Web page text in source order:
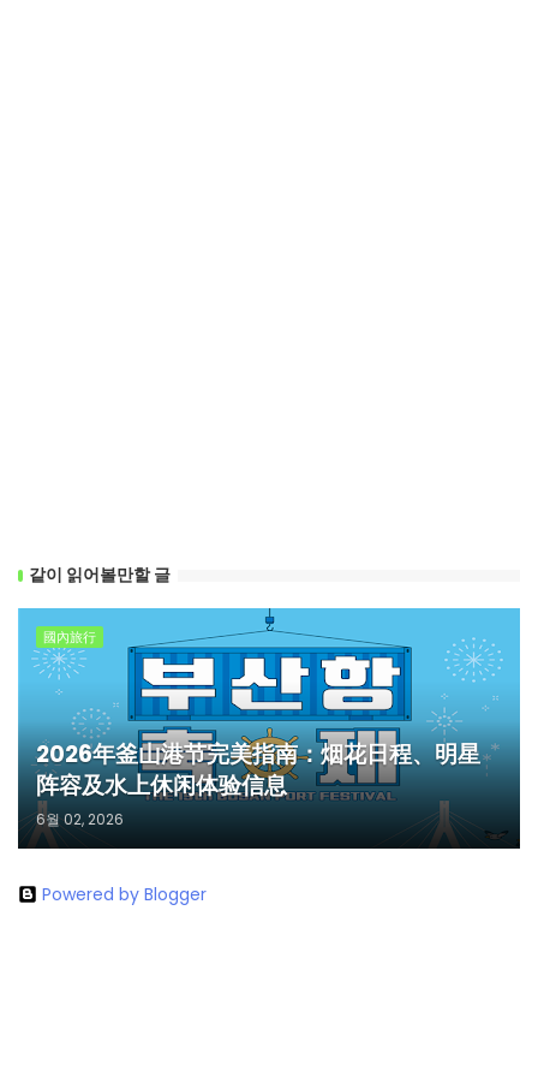
같이 읽어볼만할 글
國內旅行
2026年釜山港节完美指南：烟花日程、明星
阵容及水上休闲体验信息
6월 02, 2026
Powered by Blogger